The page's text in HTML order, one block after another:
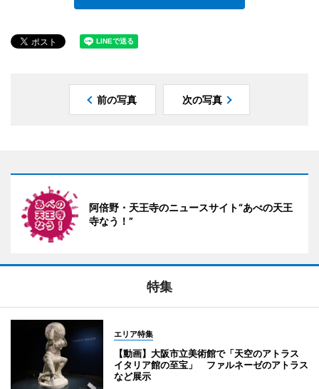
前の写真 次の写真
阿倍野・天王寺のニュースサイト“あべの天王
寺なう！”
特集
エリア特集
【動画】大阪市立美術館で「天空のアトラス
イタリア館の至宝」 ファルネーゼのアトラス
など展示